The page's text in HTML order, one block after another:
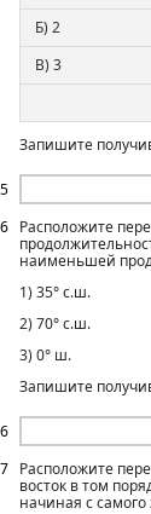
5
Б) 2
В) 3
Запишите
6
6
Расположите
наименьшей
1) 35° с.ш.
2) 70° с.ш.
3) 0° ш.
Запишите
7
Расположите
восток в том
начиная с самого